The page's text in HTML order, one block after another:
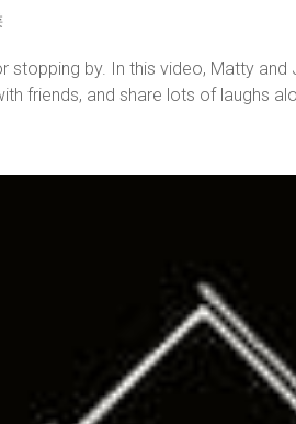
stopping by. In this video, Matty
friends, and share lots of laughs